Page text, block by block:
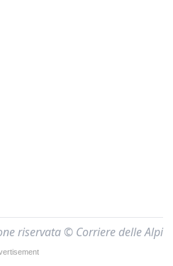
riservata © Corriere delle Alpi